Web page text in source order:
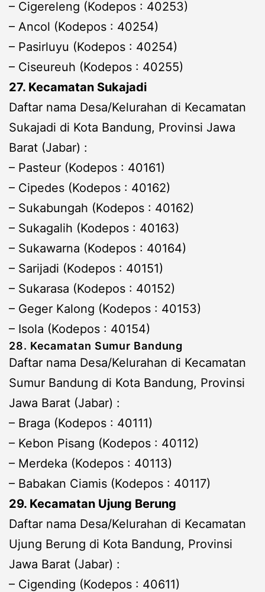
– Cigereleng (Kodepos : 40253)
– Ancol (Kodepos : 40254)
– Pasirluyu (Kodepos : 40254)
– Ciseureuh (Kodepos : 40255)
27. Kecamatan Sukajadi
Daftar nama Desa/Kelurahan di Kecamatan
Sukajadi di Kota Bandung, Provinsi Jawa
Barat (Jabar) :
– Pasteur (Kodepos : 40161)
– Cipedes (Kodepos : 40162)
– Sukabungah (Kodepos : 40162)
– Sukagalih (Kodepos : 40163)
– Sukawarna (Kodepos : 40164)
– Sarijadi (Kodepos : 40151)
– Sukarasa (Kodepos : 40152)
– Geger Kalong (Kodepos : 40153)
– Isola (Kodepos : 40154)
28. Kecamatan Sumur Bandung
Daftar nama Desa/Kelurahan di Kecamatan
Sumur Bandung di Kota Bandung, Provinsi
Jawa Barat (Jabar) :
– Braga (Kodepos : 40111)
– Kebon Pisang (Kodepos : 40112)
– Merdeka (Kodepos : 40113)
– Babakan Ciamis (Kodepos : 40117)
29. Kecamatan Ujung Berung
Daftar nama Desa/Kelurahan di Kecamatan
Ujung Berung di Kota Bandung, Provinsi
Jawa Barat (Jabar) :
– Cigending (Kodepos : 40611)